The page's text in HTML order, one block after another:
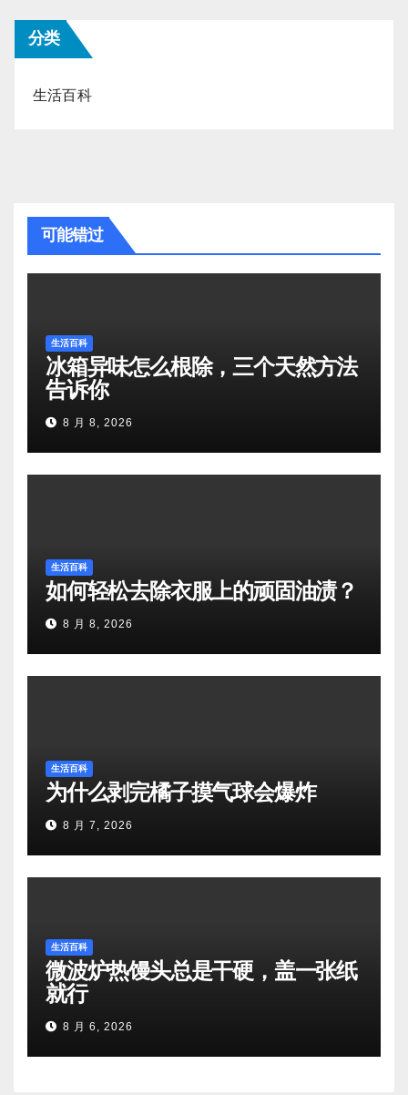
分类
生活百科
可能错过
生活百科
冰箱异味怎么根除，三个天然方法
告诉你
8 月 8, 2026
生活百科
如何轻松去除衣服上的顽固油渍？
8 月 8, 2026
生活百科
为什么剥完橘子摸气球会爆炸
8 月 7, 2026
生活百科
微波炉热馒头总是干硬，盖一张纸
就行
8 月 6, 2026